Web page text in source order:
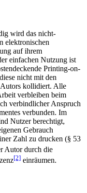
wird das nicht-
elektronischen
auf ihrem
einfachen Nutzung ist
Printing-on-
nicht mit den
Autors kollidiert. Alle
verbleiben beim
verbindlicher Anspruch
verbunden. Im
Nutzer berechtigt,
Gebrauch
Zahl zu drucken (§ 53
Autor durch die
[2] einräumen.